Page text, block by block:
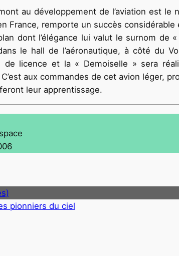
au développement de l’aviation est
France, remporte un succès
dont l’élégance lui valut le surnom de
le hall de l’aéronautique, à côté du
de licence et la « Demoiselle » sera
C’est aux commandes de cet avion léger,
leur apprentissage.
pionniers du ciel